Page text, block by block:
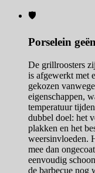
🛡️
Porselein
De grillroosters
is afgewerkt met
gekozen
eigenschappen,
temperatuur
dubbel doel: het
plakken en het
weersinvloeden.
mee dan
eenvoudig
de barbecue nog